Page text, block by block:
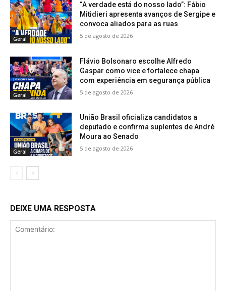
Geral
“A verdade está do nosso lado”: Fábio
Mitidieri apresenta avanços de Sergipe e
convoca aliados para as ruas
5 de agosto de 2026
Geral
Flávio Bolsonaro escolhe Alfredo
Gaspar como vice e fortalece chapa
com experiência em segurança pública
5 de agosto de 2026
Geral
União Brasil oficializa candidatos a
deputado e confirma suplentes de André
Moura ao Senado
5 de agosto de 2026
DEIXE UMA RESPOSTA